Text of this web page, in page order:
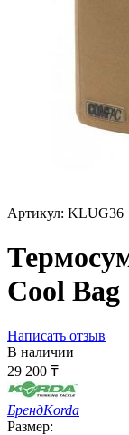
Артикул: KLUG36
Cool Bag
Написать отзыв
В наличии
29 200 ₸
БрендKorda
Размер: